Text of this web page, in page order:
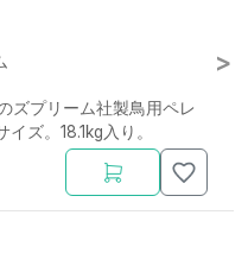
ズプリーム社製鳥用ペレ
ズ。18.1kg入り。